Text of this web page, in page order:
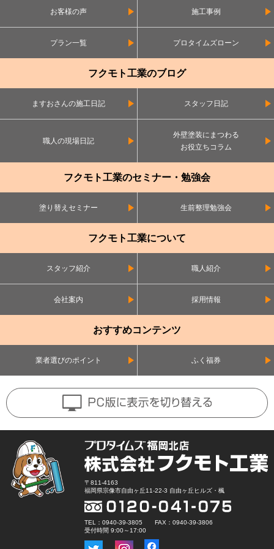
お客様の声 施工事例
プラン一覧 プロタイムズローン
フクモト工業のブログ
ますおさんの施工日記 スタッフ日記
職人の現場日記
外壁塗装にまつわる
お役立ちコラム
フクモト工業のセミナー・勉強会
塗り替えセミナー 生前整理勉強会
フクモト工業について
スタッフ紹介 職人紹介
会社案内 採用情報
おすすめコンテンツ
業者選びのポイント ふく福券
〒811-4163
福岡県宗像市自由ヶ丘11-22-3 自由ヶ丘ヒルズ・楓
TEL：0940-39-3805 FAX：0940-39-3806
受付時間 9:00～17:00